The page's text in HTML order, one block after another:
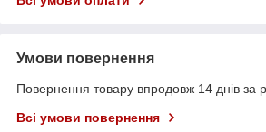
Умови повернення
Повернення товару впродовж 14 днів за
Всі умови повернення